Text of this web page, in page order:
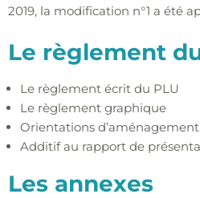
2019, la modification n°1 a été
Le règlement
Le règlement écrit du PLU
Le règlement graphique
Orientations
Additif au rapport de
Les annexes